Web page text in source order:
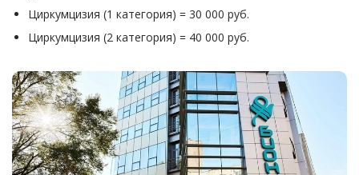
Циркумцизия (1 категория) = 30 000 руб.
Циркумцизия (2 категория) = 40 000 руб.